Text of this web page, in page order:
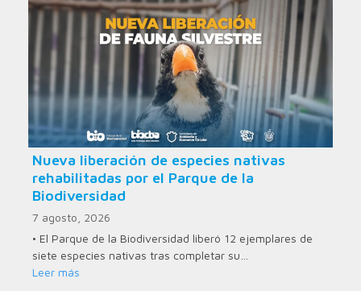
Nueva liberación de especies nativas
rehabilitadas por el Parque de la
Biodiversidad
7 agosto, 2026
• El Parque de la Biodiversidad liberó 12 ejemplares de
siete especies nativas tras completar su…
Leer más